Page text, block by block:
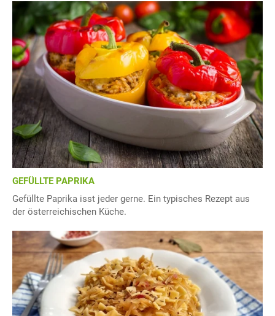
GEFÜLLTE PAPRIKA
Gefüllte Paprika isst jeder gerne. Ein typisches Rezept aus
der österreichischen Küche.